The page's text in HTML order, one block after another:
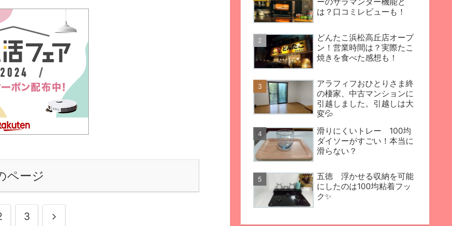
ページ
3
は？口コミレビューも！
どんたこ浜松高丘店オープ
ン！営業時間は？実際たこ
焼きを食べた感想も！
アラフィフおひとりさま終
の棲家、中古マンションに
引越しました。引越しは大
変💦
滑りにくいトレー 100均
ダイソーがすごい！本当に
滑らない？
五徳 浮かせる収納を可能
にしたのは100均粘着フッ
ク✨